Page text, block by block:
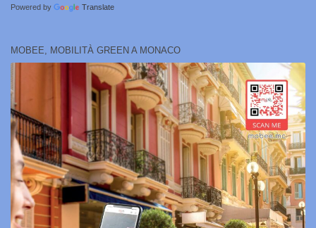
Powered by Translate
MOBEE, MOBILITÀ GREEN A MONACO